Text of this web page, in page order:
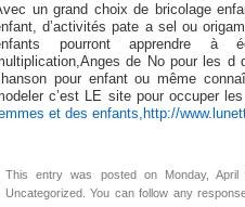
un grand choix de bricolage
d’activités pate a sel ou
pourront apprendre à
de No pour les d
pour enfant ou même
c’est LE site pour occuper
et des enfants,http://
This entry was posted on Monday,
Uncategorized. You can follow any